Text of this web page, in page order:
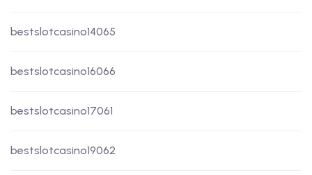
bestslotcasino14065
bestslotcasino16066
bestslotcasino17061
bestslotcasino19062